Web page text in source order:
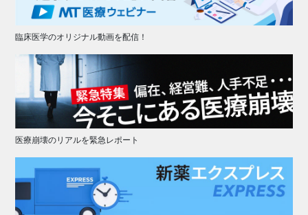
臨床医学のオリジナル動画を配信！
医療崩壊のリアルを緊急レポート